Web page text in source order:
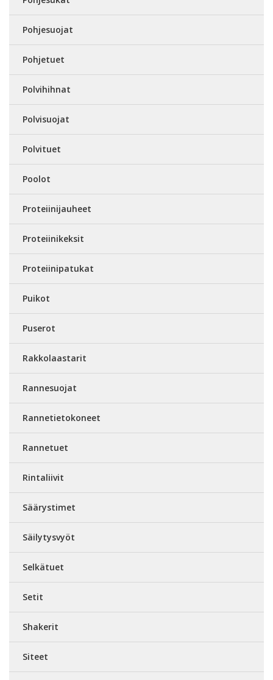
Pohjesuojat
Pohjetuet
Polvihihnat
Polvisuojat
Polvituet
Poolot
Proteiinijauheet
Proteiinikeksit
Proteiinipatukat
Puikot
Puserot
Rakkolaastarit
Rannesuojat
Rannetietokoneet
Rannetuet
Rintaliivit
Säärystimet
Säilytysvyöt
Selkätuet
Setit
Shakerit
Siteet